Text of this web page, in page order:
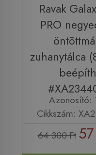
Ravak
PRO
zuhanytálca
Azonosító:
Cikkszám:
64 300 Ft